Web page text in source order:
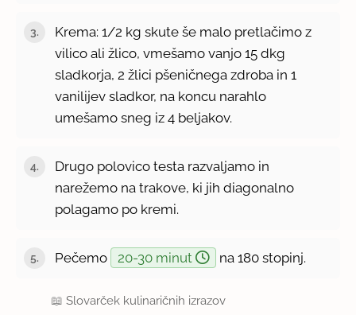
Krema: 1/2 kg skute še malo pretlačimo z
vilico ali žlico, vmešamo vanjo 15 dkg
sladkorja, 2 žlici pšeničnega zdroba in 1
vanilijev sladkor, na koncu narahlo
umešamo sneg iz 4 beljakov.
Drugo polovico testa razvaljamo in
narežemo na trakove, ki jih diagonalno
polagamo po kremi.
Pečemo 20-30 minut na 180 stopinj.
📖Slovarček kulinaričnih izrazov